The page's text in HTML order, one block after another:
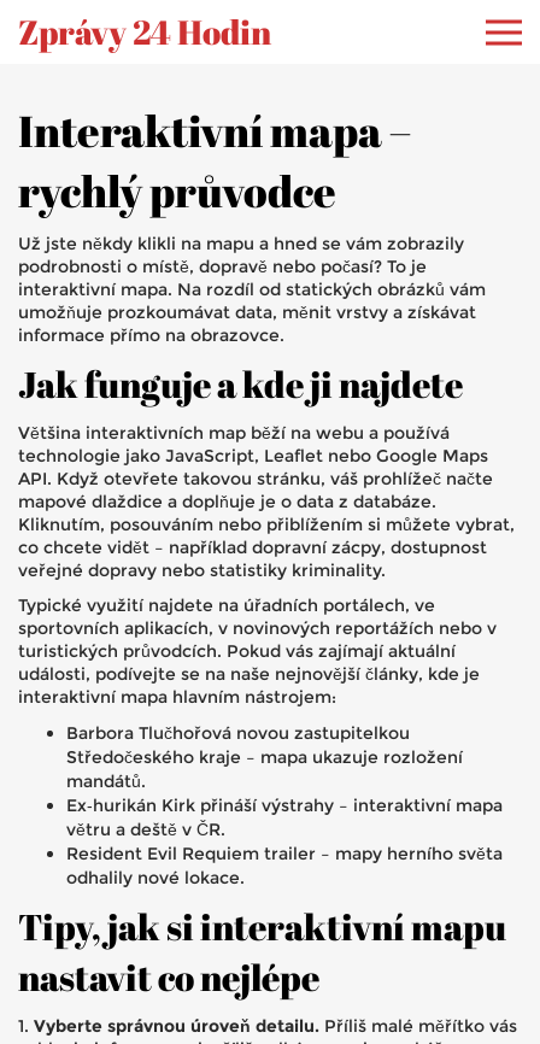
Zprávy 24 Hodin
Interaktivní mapa –
rychlý průvodce
Už jste někdy klikli na mapu a hned se vám zobrazily
podrobnosti o místě, dopravě nebo počasí? To je
interaktivní mapa. Na rozdíl od statických obrázků vám
umožňuje prozkoumávat data, měnit vrstvy a získávat
informace přímo na obrazovce.
Jak funguje a kde ji najdete
Většina interaktivních map běží na webu a používá
technologie jako JavaScript, Leaflet nebo Google Maps
API. Když otevřete takovou stránku, váš prohlížeč načte
mapové dlaždice a doplňuje je o data z databáze.
Kliknutím, posouváním nebo přiblížením si můžete vybrat,
co chcete vidět – například dopravní zácpy, dostupnost
veřejné dopravy nebo statistiky kriminality.
Typické využití najdete na úřadních portálech, ve
sportovních aplikacích, v novinových reportážích nebo v
turistických průvodcích. Pokud vás zajímají aktuální
události, podívejte se na naše nejnovější články, kde je
interaktivní mapa hlavním nástrojem:
Barbora Tlučhořová novou zastupitelkou
Středočeského kraje – mapa ukazuje rozložení
mandátů.
Ex‑hurikán Kirk přináší výstrahy – interaktivní mapa
větru a deště v ČR.
Resident Evil Requiem trailer – mapy herního světa
odhalily nové lokace.
Tipy, jak si interaktivní mapu
nastavit co nejlépe
1. Vyberte správnou úroveň detailu. Příliš malé měřítko vás